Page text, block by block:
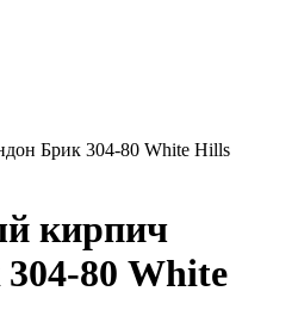
Брик 304-80 White Hills
кирпич
80 White